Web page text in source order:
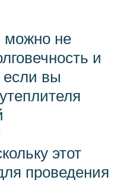
можно не
и
если вы
этот
проведения